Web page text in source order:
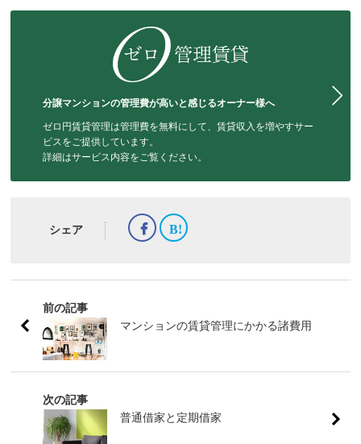
分譲マンションの管理費が高いと感じるオーナー様へ
ゼロ円賃貸管理は管理費を無料にして、賃貸収入を増やすサー
ビスをご提供しています。
詳細はサービス内容をご覧ください。
シェア
前の記事
マンションの賃貸管理にかかる諸費用
次の記事
普通借家と定期借家